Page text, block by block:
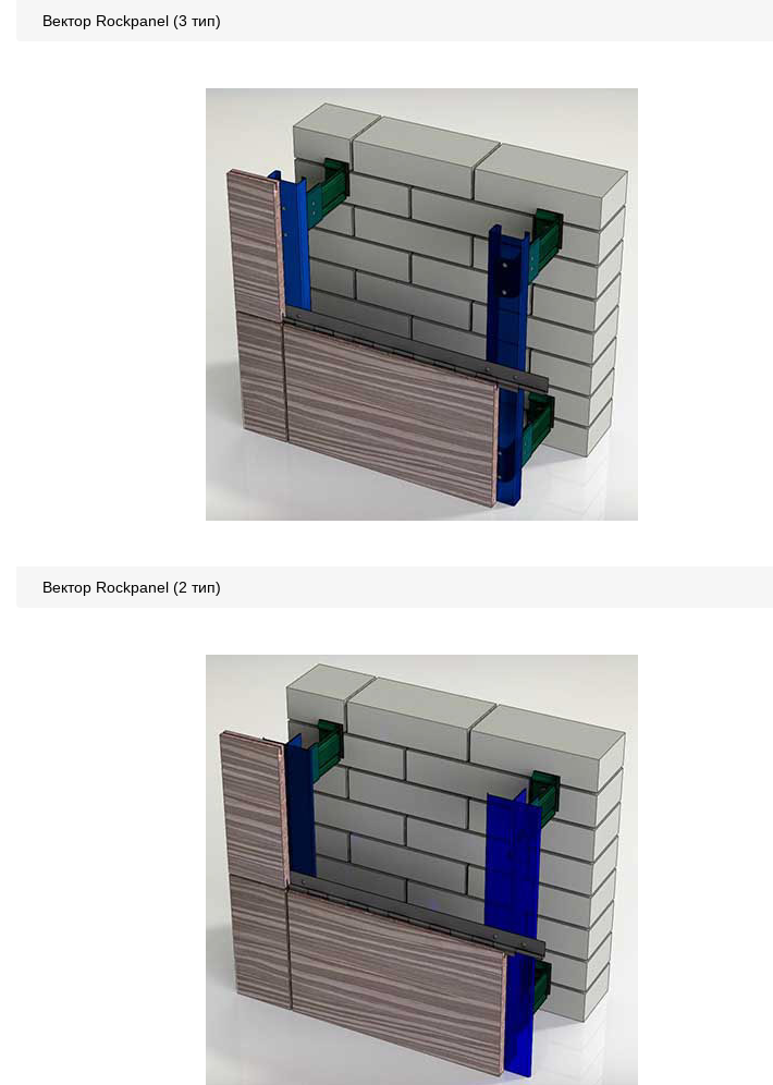
Вектор Rockpanel (3 тип)
Вектор Rockpanel (2 тип)